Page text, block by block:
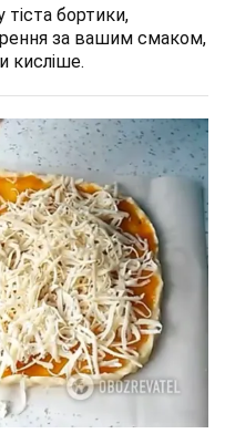
бортики,
за вашим смаком,
кисліше.